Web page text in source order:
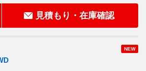
見積もり・在庫確認
NEW